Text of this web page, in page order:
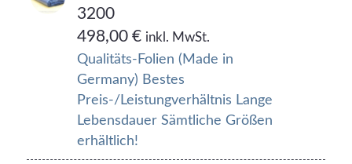
3200
498,00 € inkl. MwSt.
Qualitäts-Folien (Made in
Germany) Bestes
Preis-/Leistungverhältnis Lange
Lebensdauer Sämtliche Größen
erhältlich!